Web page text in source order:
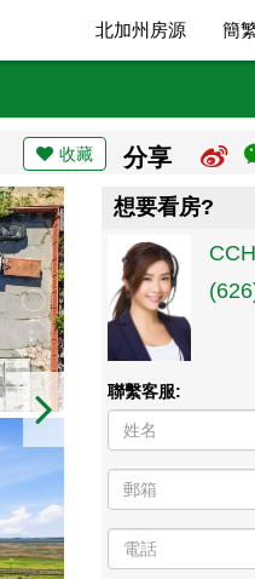
北加州房源 簡
收藏 分享
想要看房?
聯繫客服: